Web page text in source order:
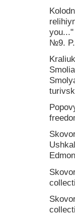
№9. P.